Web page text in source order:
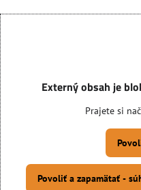
Externý obsah je
Prajete si
Povoliť a zapamätať -